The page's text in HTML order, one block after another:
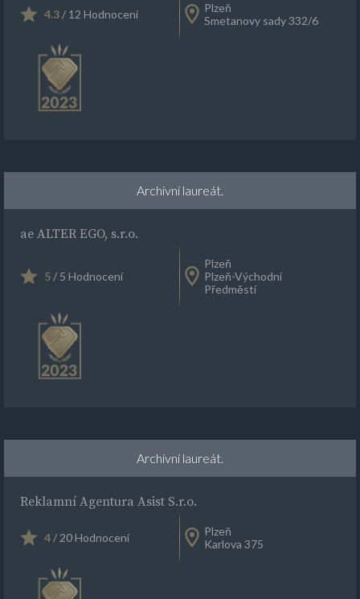
4.3/ 12 Hodnocení
Plzeň
Smetanovy sady 332/6
Archivní laureát.
ae ALTER EGO, s.r.o.
5/ 5 Hodnocení
Plzeň
Plzeň-Východní
Předměstí
Archivní laureát.
Reklamní Agentura Asist S.r.o.
4/ 20 Hodnocení
Plzeň
Karlova 375